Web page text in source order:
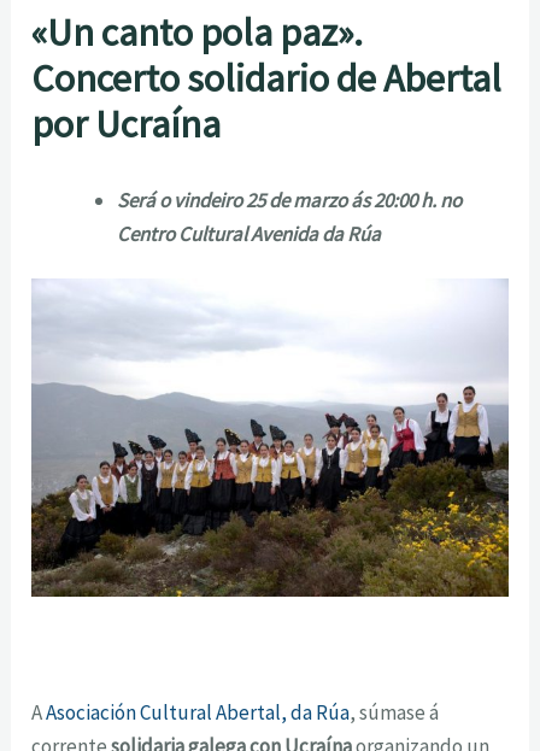
«Un canto pola paz».
Concerto solidario de Abertal
por Ucraína
Será o vindeiro 25 de marzo ás 20:00 h. no
Centro Cultural Avenida da Rúa
AAsociación Cultural Abertal, da Rúa, súmase á